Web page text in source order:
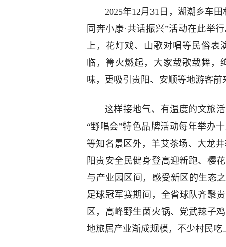
2025年12月31日，湖潮乡车
同奔小康·共话振兴”活动在此举
上，花灯戏、山歌对唱等民俗表
临，篝火燃起，大家载歌载舞，
味，更吸引贵阳、安顺等地游客前
这样接地气、有温度的文旅
“野唱会”特色品牌活动每年举办
等知名景区外，羊艾茶场、大龙
阳贵安全民健身登高迎新跑、樱
与产业园区间，感受新区的生态
足球冠军赛期间，全省球队齐聚
区，高峰野生菌火锅、党武辣子
地旅居产业渐成规模，不少村民吃